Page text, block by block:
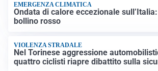
EMERGENZA CLIMATICA
Ondata di calore eccezionale
bollino rosso
VIOLENZA STRADALE
Nel Torinese aggressione
quattro ciclisti riapre dibattito sulla